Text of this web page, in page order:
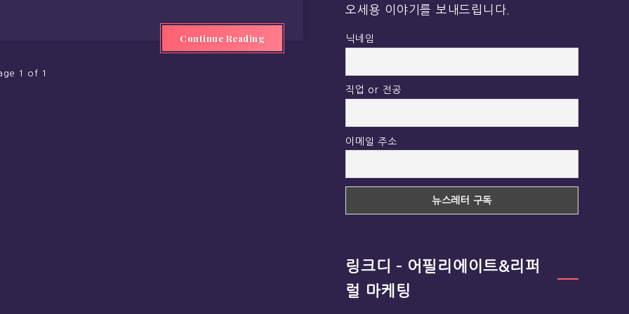
Continue Reading
1 of 1
오세용 이야기를 보내드립니다.
닉네임
직업 or 전공
이메일 주소
링크디 – 어필리에이트&리퍼
럴 마케팅